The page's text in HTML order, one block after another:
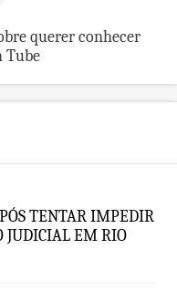
querer conhecer
Tube
TENTAR IMPEDIR
JUDICIAL EM RIO